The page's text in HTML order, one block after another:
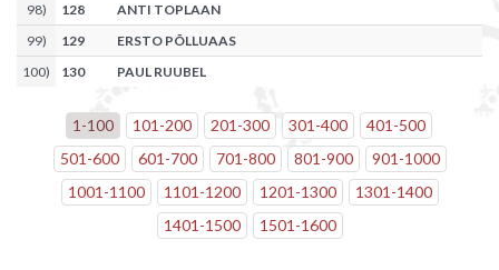
98) 128
ANTI TOPLAAN
99) 129
ERSTO PÕLLUAAS
100) 130 PAUL RUUBEL
1-100 101-200 201-300 301-400 401-500
501-600 601-700 701-800 801-900 901-1000
1001-1100 1101-1200 1201-1300 1301-1400
1401-1500 1501-1600